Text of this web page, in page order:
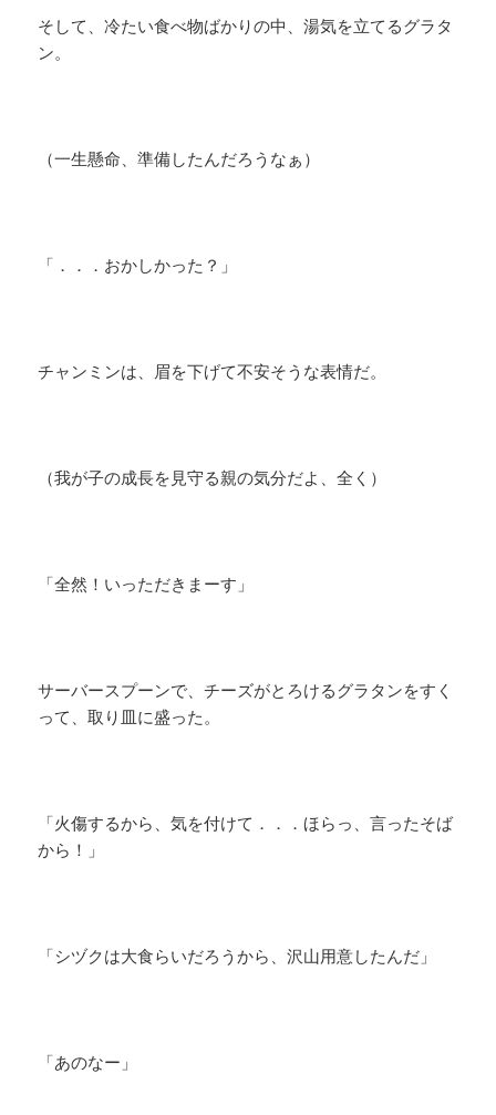
そして、冷たい食べ物ばかりの中、湯気を立てるグラタ
ン。
​（一生懸命、準備したんだろうなぁ）
「．．．おかしかった？」
チャンミンは、眉を下げて不安そうな表情だ。
（我が子の成長を見守る親の気分だよ、全く）
「全然！いっただきまーす」
サーバースプーンで、チーズがとろけるグラタンをすく
って、取り皿に盛った。
「火傷するから、気を付けて．．．ほらっ、言ったそば
から！」
「シヅクは大食らいだろうから、沢山用意したんだ」
「あのなー」